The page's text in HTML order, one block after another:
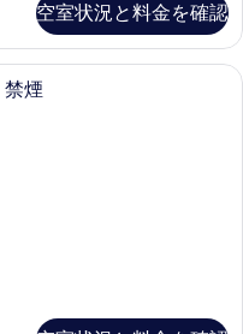
空室状況と料金を確認
の掛け布団、デスク、遮光カー
煙